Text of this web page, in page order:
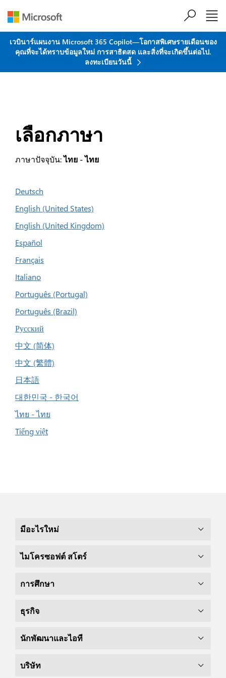
เวบินาร์แผนงาน Microsoft 365 Copilot—โอกาสพิเศษรายเดือนของ
คุณที่จะได้ทราบข้อมูลใหม่ การสาธิตสด และสิ่งที่จะเกิดขึ้นต่อไป.
ลงทะเบียนวันนี้
เลือกภาษา
ภาษาปัจจุบัน:ไทย - ไทย
Deutsch
English (United States)
English (United Kingdom)
Español
Français
Italiano
Português (Portugal)
Português (Brazil)
Русский
中文 (简体)
中文 (繁體)
日本語
대한민국 - 한국어
ไทย - ไทย
Tiếng việt
มีอะไรใหม่
ไมโครซอฟต์ สโตร์
การศึกษา
ธุรกิจ
นักพัฒนาและไอที
บริษัท